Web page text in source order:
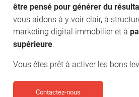
être pensé pour générer du
vous aidons à y voir clair, à
marketing digital immobilier et à
supérieure.
Vous êtes prêt à activer les bons
Contactez-nous